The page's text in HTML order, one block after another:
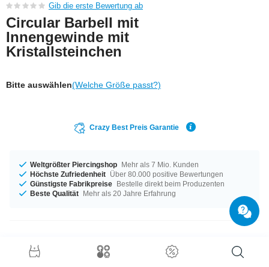
Gib die erste Bewertung ab
Circular Barbell mit
Innengewinde mit
Kristallsteinchen
Bitte auswählen(Welche Größe passt?)
Crazy Best Preis Garantie
Weltgrößter Piercingshop Mehr als 7 Mio. Kunden
Höchste Zufriedenheit Über 80.000 positive Bewertungen
Günstigste Fabrikpreise Bestelle direkt beim Produzenten
Beste Qualität Mehr als 20 Jahre Erfahrung
Produktdetails